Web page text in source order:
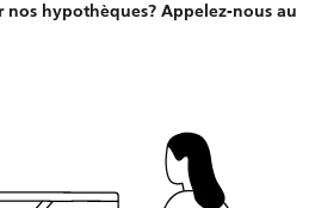
nos hypothèques? Appelez-nous au